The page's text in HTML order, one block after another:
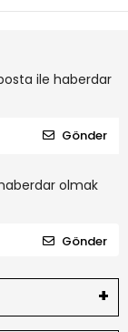
ile haberdar
Gönder
olmak
Gönder